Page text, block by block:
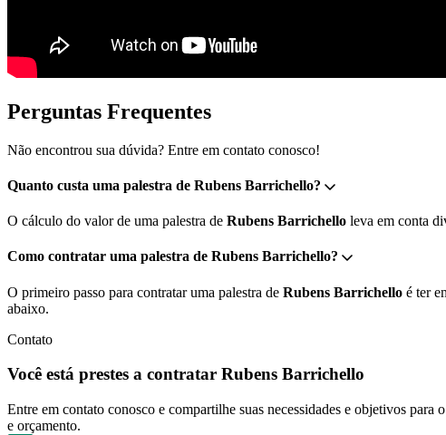
Perguntas Frequentes
Não encontrou sua dúvida? Entre em contato conosco!
Quanto custa uma palestra de Rubens Barrichello?
O cálculo do valor de uma palestra de Rubens Barrichello leva em conta
Como contratar uma palestra de Rubens Barrichello?
O primeiro passo para contratar uma palestra de Rubens Barrichello é ter
abaixo.
Contato
Você está prestes a contratar Rubens Barrichello
Entre em contato conosco e compartilhe suas necessidades e objetivos
e orçamento.